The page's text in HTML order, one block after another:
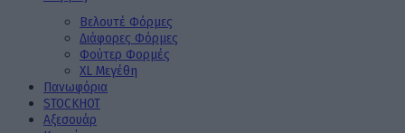
Βελουτέ Φόρμες
Διάφορες Φόρμες
Φούτερ Φορμές
XL Μεγέθη
Πανωφόρια
STOCKΗΟΤ
Aξεσουάρ